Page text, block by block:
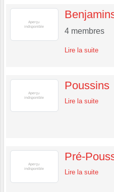
4 membres
Lire la suite
Poussins
Lire la suite
Pré-
Lire la suite